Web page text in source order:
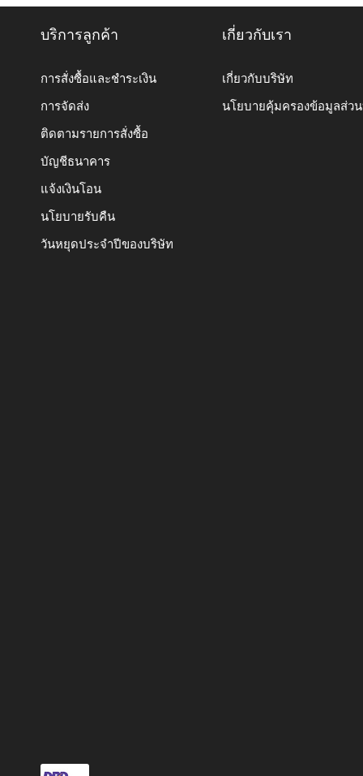
บริการลูกค้า
การสั่งซื้อและชำระเงิน
การจัดส่ง
ติดตามรายการสั่งซื้อ
บัญชีธนาคาร
แจ้งเงินโอน
นโยบายรับคืน
วันหยุดประจำปีของบริษัท
เกี่ยวกับเรา
เกี่ยวกับบริษัท
นโยบายคุ้มครองข้อมูลส่ว